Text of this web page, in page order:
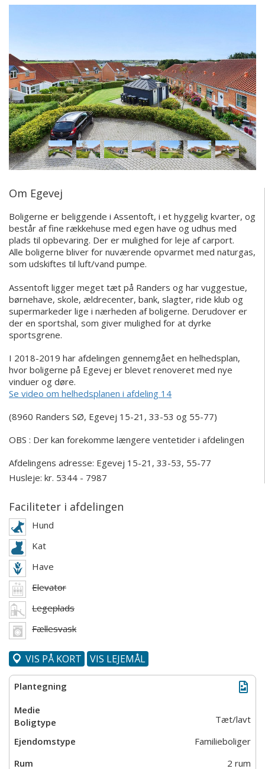
Om Egevej
Boligerne er beliggende i Assentoft, i et hyggelig kvarter, og
består af fine rækkehuse med egen have og udhus med
plads til opbevaring. Der er mulighed for leje af carport.
Alle boligerne bliver for nuværende opvarmet med naturgas,
som udskiftes til luft/vand pumpe.
Assentoft ligger meget tæt på Randers og har vuggestue,
børnehave, skole, ældrecenter, bank, slagter, ride klub og
supermarkeder lige i nærheden af boligerne. Derudover er
der en sportshal, som giver mulighed for at dyrke
sportsgrene.
I 2018-2019 har afdelingen gennemgået en helhedsplan,
hvor boligerne på Egevej er blevet renoveret med nye
vinduer og døre.
Se video om helhedsplanen i afdeling 14
(8960 Randers SØ, Egevej 15-21, 33-53 og 55-77)
OBS : Der kan forekomme længere ventetider i afdelingen
Afdelingens adresse: Egevej 15-21, 33-53, 55-77
Husleje: kr. 5344 - 7987
Faciliteter i afdelingen
Hund
Kat
Have
Elevator
Legeplads
Fællesvask
VIS PÅ KORT VIS LEJEMÅL
Tæt/lavt
Familieboliger
2 rum